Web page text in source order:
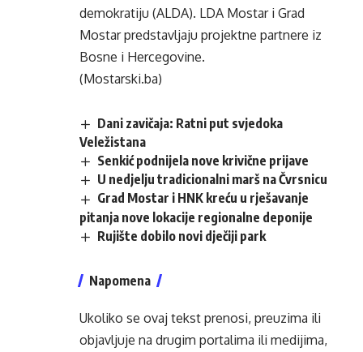
demokratiju (ALDA). LDA Mostar i Grad
Mostar predstavljaju projektne partnere iz
Bosne i Hercegovine.
(Mostarski.ba)
Dani zavičaja: Ratni put svjedoka
Veležistana
Senkić podnijela nove krivične prijave
U nedjelju tradicionalni marš na Čvrsnicu
Grad Mostar i HNK kreću u rješavanje
pitanja nove lokacije regionalne deponije
Rujište dobilo novi dječiji park
Napomena
Ukoliko se ovaj tekst prenosi, preuzima ili
objavljuje na drugim portalima ili medijima,